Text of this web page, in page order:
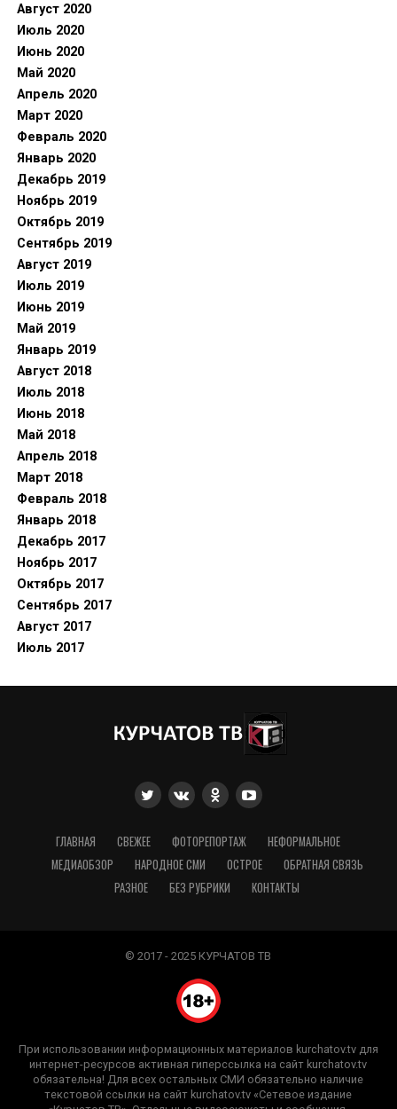
Август 2020
Июль 2020
Июнь 2020
Май 2020
Апрель 2020
Март 2020
Февраль 2020
Январь 2020
Декабрь 2019
Ноябрь 2019
Октябрь 2019
Сентябрь 2019
Август 2019
Июль 2019
Июнь 2019
Май 2019
Январь 2019
Август 2018
Июль 2018
Июнь 2018
Май 2018
Апрель 2018
Март 2018
Февраль 2018
Январь 2018
Декабрь 2017
Ноябрь 2017
Октябрь 2017
Сентябрь 2017
Август 2017
Июль 2017
ГЛАВНАЯ СВЕЖЕЕ ФОТОРЕПОРТАЖ
НЕФОРМАЛЬНОЕ
МЕДИАОБЗОР
НАРОДНОЕ СМИ ОСТРОЕ
ОБРАТНАЯ СВЯЗЬ
РАЗНОЕ
БЕЗ РУБРИКИ КОНТАКТЫ
© 2017 - 2025 КУРЧАТОВ ТВ
При использовании информационных материалов kurchatov.tv для
интернет-ресурсов активная гиперссылка на сайт kurchatov.tv
обязательна! Для всех остальных СМИ обязательно наличие
текстовой ссылки на сайт kurchatov.tv «Сетевое издание